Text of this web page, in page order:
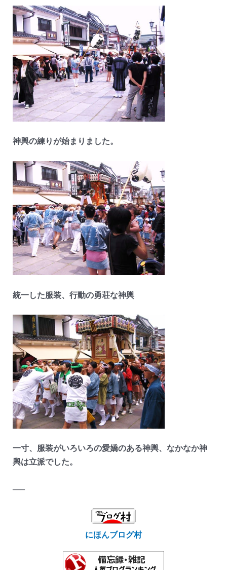
神輿の練りが始まりました。
統一した服装、行動の勇荘な神輿
一寸、服装がいろいろの愛嬌のある神輿、なかなか神
輿は立派でした。
—–
にほんブログ村